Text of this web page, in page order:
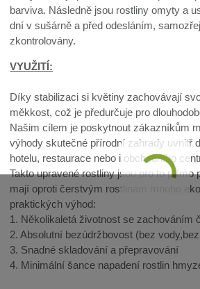
barviva. Následně jsou rostliny omyty a
dní v sušárně a před odesláním,
zkontrolovány.
VYUŽITÍ:
Díky stabilizaci si květiny zachovávají
měkkost, což je předurčuje pro
Našim cílem je poskytnout zákazníkům
výhody skutečné přírodní zahrady uvnitř
hotelu, restaurace nebo i obchodního
Takto upravené rostliny jsou pro to přímo
mají oproti čerstvým rostlinám mnoho
praktických výhod:
1. Několikaletá životnost se zachováním
2. Absolutní bezúdržbovost (bez
3. Snadné skladování a přepravování
4. Minimální šance napadení rostlin